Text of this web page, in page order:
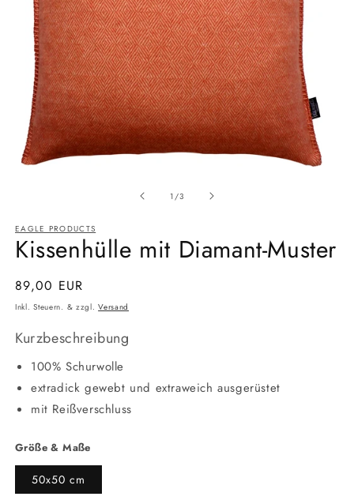
1 /Ab
3
EAGLE PRODUCTS
Kissenhülle mit Diamant-Muster
Normaler
Preis
89,00 EUR
Inkl. Steuern. & zzgl.Versand
Kurzbeschreibung
100% Schurwolle
extradick gewebt und extraweich ausgerüstet
mit Reißverschluss
Größe & Maße
50x50 cm